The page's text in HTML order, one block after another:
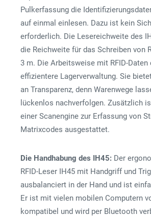
Pulkerfassung die
auf einmal einlesen. Dazu ist kein
erforderlich. Die Lesereichweite des
die Reichweite für das Schreiben von
3 m. Die Arbeitsweise mit RFID-
effizientere Lagerverwaltung. Sie
an Transparenz, denn Warenwege
lückenlos nachverfolgen. Zusätzlich
einer Scanengine zur Erfassung von
Matrixcodes ausgestattet.
Die Handhabung des IH45: Der
RFID-Leser IH45 mit Handgriff und
ausbalanciert in der Hand und ist
Er ist mit vielen mobilen Computern
kompatibel und wird per Bluetooth